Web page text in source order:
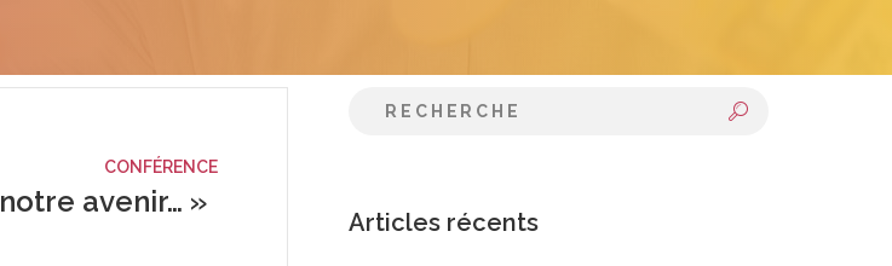
CONFÉRENCE
avenir… »
Articles récents